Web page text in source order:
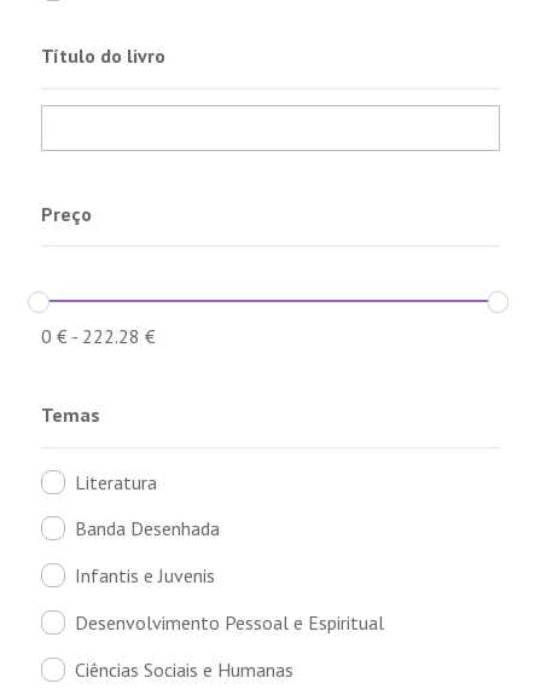
Título do livro
Preço
0 €- 222.28 €
Temas
Literatura
Banda Desenhada
Infantis e Juvenis
Desenvolvimento Pessoal e Espiritual
Ciências Sociais e Humanas